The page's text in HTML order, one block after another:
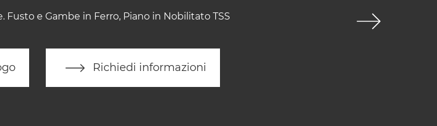
e Gambe in Ferro, Piano in Nobilitato TSS
Richiedi informazioni